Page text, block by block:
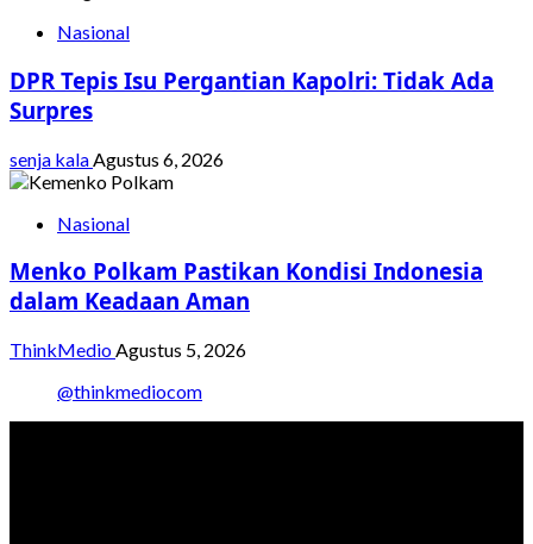
Nasional
DPR Tepis Isu Pergantian Kapolri: Tidak Ada
Surpres
senja kala Agustus 6, 2026
Nasional
Menko Polkam Pastikan Kondisi Indonesia
dalam Keadaan Aman
ThinkMedioAgustus 5, 2026
@thinkmediocom